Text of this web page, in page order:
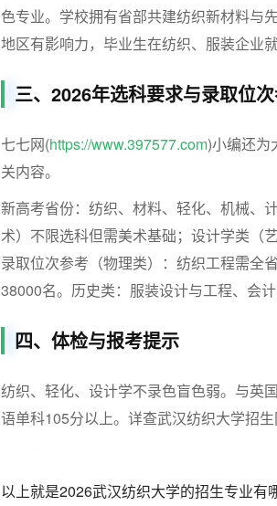
色专业。学校拥有省部共建纺织新材料与
地区有影响力，毕业生在纺织、服装企业
三、2026年选科要求与录取位
七七网(https://www.397577.com)小编还为
关内容。
新高考省份：纺织、材料、轻化、机械、
术）不限选科但需美术基础；设计学类（
录取位次参考（物理类）：纺织工程需全
38000名。历史类：服装设计与工程、会
四、体检与报考提示
纺织、轻化、设计学不录色盲色弱。与英
语单科105分以上。详查武汉纺织大学招生
以上就是2026武汉纺织大学的招生专业